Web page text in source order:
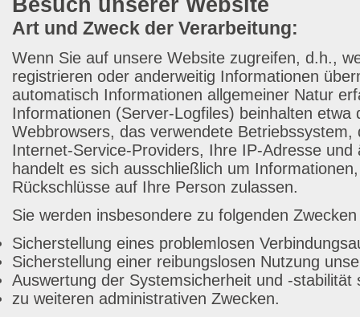
Art und Zweck der Verarbeitung:
Wenn Sie auf unsere Website zugreifen, d.h.,
registrieren oder anderweitig Informationen
automatisch Informationen allgemeiner Natur
Informationen (Server-Logfiles) beinhalten etwa
Webbrowsers, das verwendete Betriebssystem,
Internet-Service-Providers, Ihre IP-Adresse und
handelt es sich ausschließlich um
Rückschlüsse auf Ihre Person zulassen.
Sie werden insbesondere zu folgenden
Sicherstellung eines problemlosen
Sicherstellung einer reibungslosen Nutzung
Auswertung der Systemsicherheit und -stabilität
zu weiteren administrativen Zwecken.